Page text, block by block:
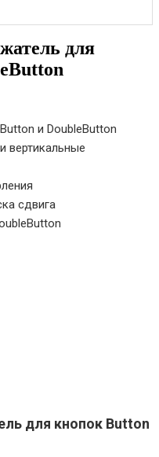
для
и DoubleButton
вертикальные
сдвига
для кнопок Button